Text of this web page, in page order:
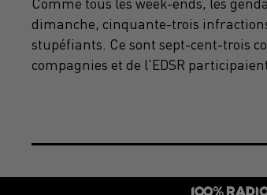
dimanche, cinquante-trois
stupéfiants. Ce sont sept-cent-trois
compagnies et de l'EDSR